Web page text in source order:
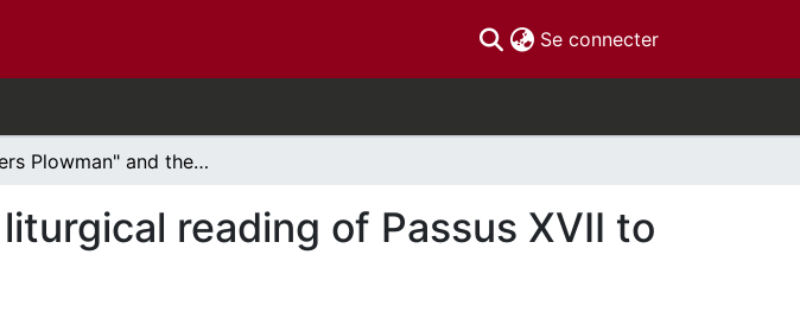
Se connecter(current)
"Piers Plowman" and the liturgy: A liturgical reading of Passus XVII to XX
reading of Passus XVII to